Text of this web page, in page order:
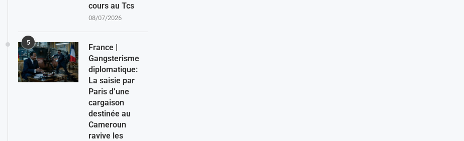
cours au Tcs
08/07/2026
5
France |
Gangsterisme
diplomatique:
La saisie par
Paris d’une
cargaison
destinée au
Cameroun
ravive les